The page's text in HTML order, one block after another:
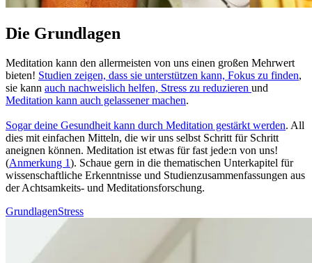
Die Grundlagen
Meditation kann den allermeisten von uns einen großen Mehrwert
bieten! Stu­dien zeigen, dass sie unterstützen kann, Fokus zu finden,
sie kann auch nachweislich helfen, Stress zu redu­zie­ren und
Meditation kann auch gelas­se­ner machen.
Sogar deine Gesund­heit kann durch Medi­ta­tion gestärkt werden. All
dies mit ein­fa­chen Mit­teln, die wir uns selbst Schritt für Schritt
aneignen können. Meditation ist etwas für fast jede:n von uns!
(Anmerkung 1). Schaue gern in die thematischen Unterkapitel für
wissenschaftliche Erkenntnisse und Studienzusammenfassungen aus
der Achtsamkeits- und Meditationsforschung.
GrundlagenStress